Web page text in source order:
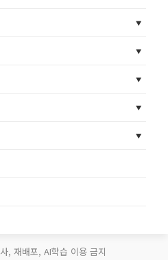
, 재배포, AI학습 이용 금지